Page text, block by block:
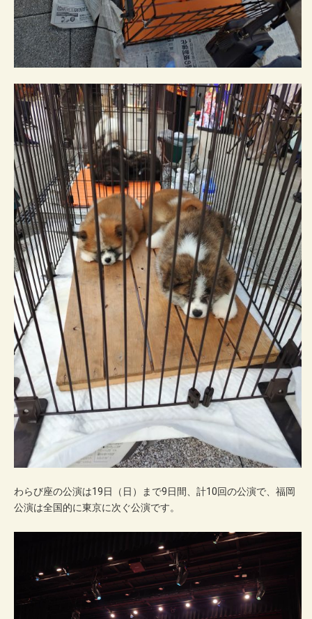
わらび座の公演は19日（日）まで9日間、計10回の公演で、福岡
公演は全国的に東京に次ぐ公演です。